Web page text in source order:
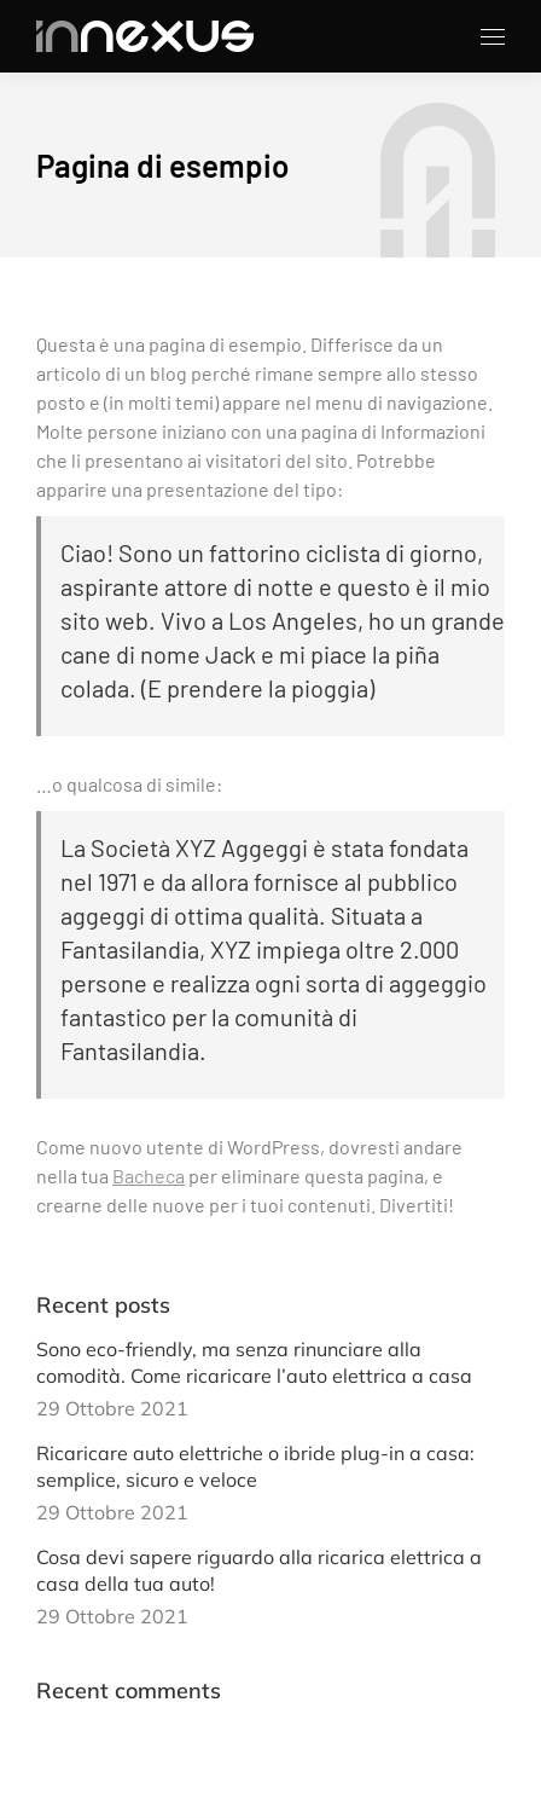
Pagina di esempio
Questa è una pagina di esempio. Differisce da un
articolo di un blog perché rimane sempre allo stesso
posto e (in molti temi) appare nel menu di navigazione.
Molte persone iniziano con una pagina di Informazioni
che li presentano ai visitatori del sito. Potrebbe
apparire una presentazione del tipo:
Ciao! Sono un fattorino ciclista di giorno,
aspirante attore di notte e questo è il mio
sito web. Vivo a Los Angeles, ho un grande
cane di nome Jack e mi piace la piña
colada. (E prendere la pioggia)
…o qualcosa di simile:
La Società XYZ Aggeggi è stata fondata
nel 1971 e da allora fornisce al pubblico
aggeggi di ottima qualità. Situata a
Fantasilandia, XYZ impiega oltre 2.000
persone e realizza ogni sorta di aggeggio
fantastico per la comunità di
Fantasilandia.
Come nuovo utente di WordPress, dovresti andare
nella tua Bacheca per eliminare questa pagina, e
crearne delle nuove per i tuoi contenuti. Divertiti!
Recent posts
Sono eco-friendly, ma senza rinunciare alla
comodità. Come ricaricare l’auto elettrica a casa
29 Ottobre 2021
Ricaricare auto elettriche o ibride plug-in a casa:
semplice, sicuro e veloce
29 Ottobre 2021
Cosa devi sapere riguardo alla ricarica elettrica a
casa della tua auto!
29 Ottobre 2021
Recent comments